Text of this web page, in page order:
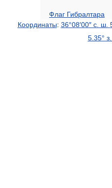
Флаг Гибралтара
Координаты: 36°08′00″ с. ш.
5.35° з.